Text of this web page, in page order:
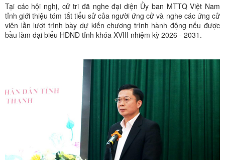
Tại các hội nghị, cử tri đã nghe đại diện Ủy ban MTTQ Việt Nam
tỉnh giới thiệu tóm tắt tiểu sử của người ứng cử và nghe các ứng cử
viên lần lượt trình bày dự kiến chương trình hành động nếu được
bầu làm đại biểu HĐND tỉnh khóa XVIII nhiệm kỳ 2026 - 2031.